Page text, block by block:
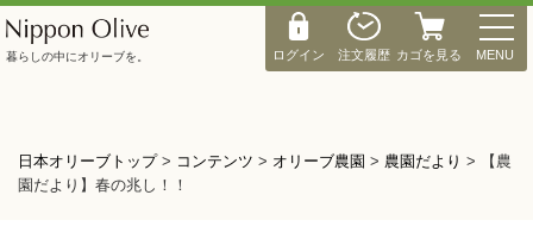
ログイン 注文履歴 カゴを見る
M
E
N
MENU
暮らしの中にオリーブを。
日本オリーブトップ> コンテンツ > オリーブ農園 > 農園だより >
【農
園だより】春の兆し！！